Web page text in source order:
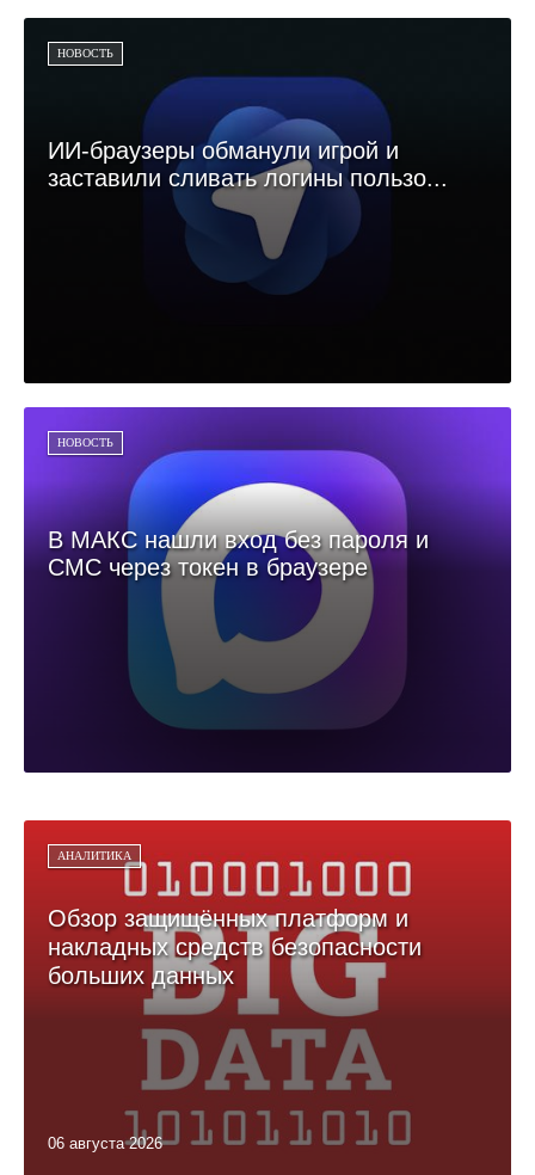
НОВОСТЬ
ИИ-браузеры обманули игрой и
заставили сливать логины пользо...
НОВОСТЬ
В МАКС нашли вход без пароля и
СМС через токен в браузере
АНАЛИТИКА
Обзор защищённых платформ и
накладных средств безопасности
больших данных
06 августа 2026